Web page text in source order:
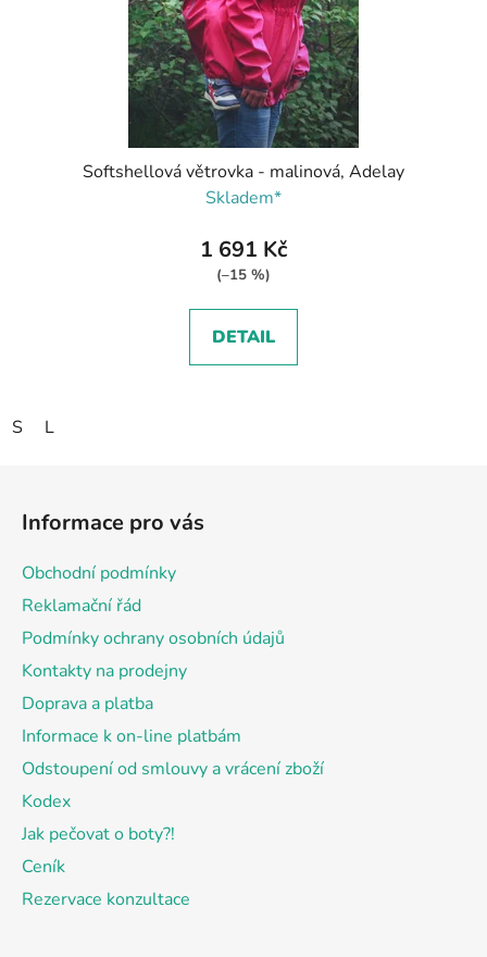
Softshellová větrovka - malinová, Adelay
Skladem*
1 691 Kč
(–15 %)
DETAIL
S L
Informace pro vás
Obchodní podmínky
Reklamační řád
Podmínky ochrany osobních údajů
Kontakty na prodejny
Doprava a platba
Informace k on-line platbám
Odstoupení od smlouvy a vrácení zboží
Kodex
Jak pečovat o boty?!
Ceník
Rezervace konzultace